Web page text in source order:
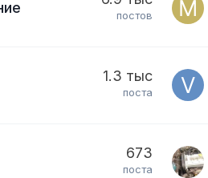
постов
1.3 тыс
поста
673
поста